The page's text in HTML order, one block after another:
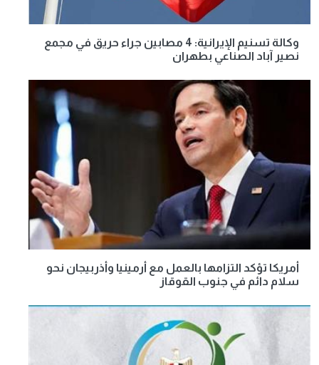
وكالة تسنيم الإيرانية: 4 مصابين جراء حريق في مجمع
نصير آباد الصناعي بطهران
أمريكا تؤكد التزامها بالعمل مع أرمينيا وأذربيجان نحو
سلام دائم في جنوب القوقاز